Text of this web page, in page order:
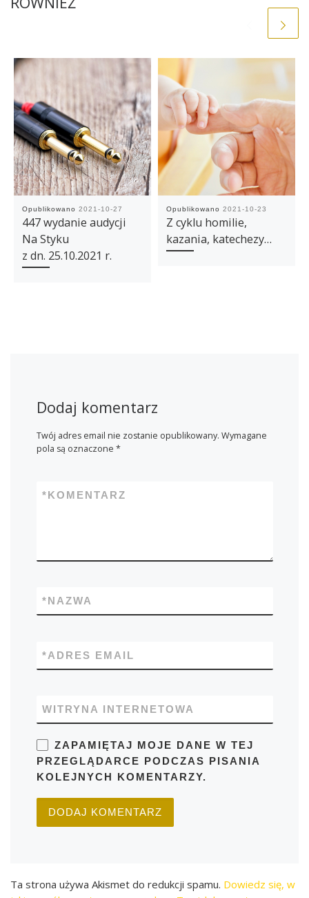
Opublikowano 2021-10-27
447 wydanie audycji
Na Styku
z dn. 25.10.2021 r.
Opublikowano 2021-10-23
Z cyklu homilie,
kazania, katechezy…
Dodaj komentarz
Twój adres email nie zostanie opublikowany. Wymagane
pola są oznaczone *
KOMENTARZ
*
NAZWA
*
ADRES EMAIL
*
WITRYNA INTERNETOWA
ZAPAMIĘTAJ MOJE DANE W TEJ
PRZEGLĄDARCE PODCZAS PISANIA
KOLEJNYCH KOMENTARZY.
Ta strona używa Akismet do redukcji spamu. Dowiedz się, w